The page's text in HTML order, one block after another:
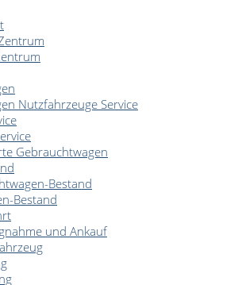
Nutzfahrzeuge Service
Gebrauchtwagen
Bestand
Bestand
und Ankauf